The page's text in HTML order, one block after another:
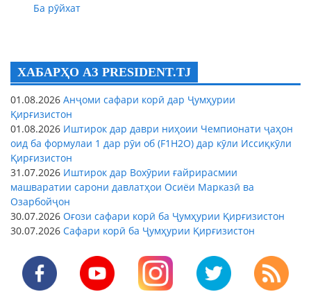
Ба рӯйхат
ХАБАРҲО АЗ PRESIDENT.TJ
01.08.2026 Анҷоми сафари корӣ дар Ҷумҳурии
Қирғизистон
01.08.2026 Иштирок дар даври ниҳоии Чемпионати ҷаҳон
оид ба формулаи 1 дар рӯи об (F1H2O) дар кӯли Иссиқкӯли
Қирғизистон
31.07.2026 Иштирок дар Вохӯрии ғайрирасмии
машваратии сарони давлатҳои Осиёи Марказӣ ва
Озарбойҷон
30.07.2026 Оғози сафари корӣ ба Ҷумҳурии Қирғизистон
30.07.2026 Сафари корӣ ба Ҷумҳурии Қирғизистон